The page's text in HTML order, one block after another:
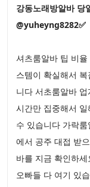
강동노래방알바 당
@yuheyng8282✅
셔츠룸알바 팁 비
스템이 확실해서
니다 서초룸알바
시간만 집중해서
수 있습니다 가락
에서 공주 대접 받
바를 지금 확인하
오빠들 다 여기 있